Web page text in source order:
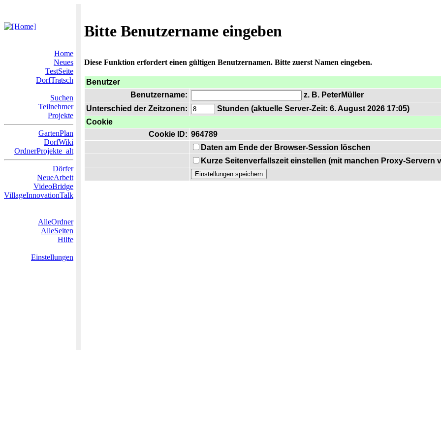
Bitte Benutzername eingeben
Home
Neues
TestSeite
DorfTratsch
Suchen
Teilnehmer
Projekte
GartenPlan
DorfWiki
OrdnerProjekte_alt
Dörfer
NeueArbeit
VideoBridge
VillageInnovationTalk
AlleOrdner
AlleSeiten
Hilfe
Einstellungen
Diese Funktion erfordert einen gültigen Benutzernamen. Bitte zuerst Namen eingeben.
Benutzer
Benutzername:
z. B. PeterMüller
Unterschied der Zeitzonen:
Stunden (aktuelle Server-Zeit: 6. August 2026 17:05)
Cookie
Cookie ID: 964789
Daten am Ende der Browser-Session löschen
Kurze Seitenverfallszeit einstellen (mit manchen Proxy-Servern